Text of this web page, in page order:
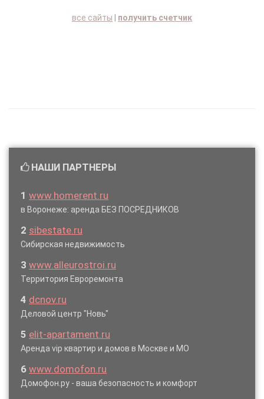
все сайты получить счетчик
НАШИ ПАРТНЕРЫ
1 www.homerent.ru
в Воронеже: аренда БЕЗ ПОСРЕДНИКОВ
2 sibestate.ru
Сибирская недвижимость
3 www.alleurostroi.ru
Территория Евроремонта
4 dcnov.ru
Деловой центр "Новь"
5 elit-apartament.ru
Аренда vip квартир и домов в Москве и МО
6 www.domofon.ru
Домофон.ру - ваша безопасность и комфорт